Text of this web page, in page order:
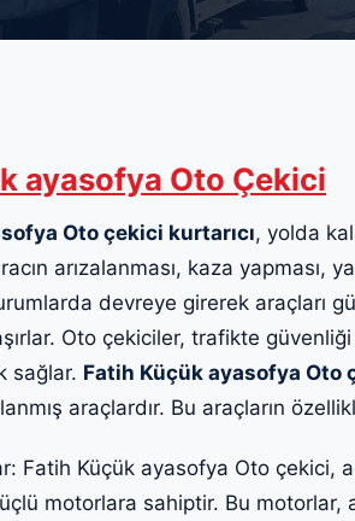
ayasofya Oto Çekici
Oto çekici kurtarıcı, yolda
arızalanması, kaza yapması,
devreye girerek araçları
Oto çekiciler, trafikte
sağlar. Fatih Küçük ayasofya Oto
araçlardır. Bu araçların
Fatih Küçük ayasofya Oto çekici,
motorlara sahiptir. Bu motorlar,